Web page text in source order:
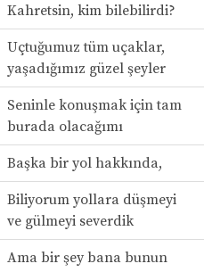
Kahretsin, kim bilebilirdi?
Uçtuğumuz tüm uçaklar,
yaşadığımız güzel şeyler
Seninle konuşmak için tam
burada olacağımı
Başka bir yol hakkında,
Biliyorum yollara düşmeyi
ve gülmeyi severdik
Ama bir şey bana bunun